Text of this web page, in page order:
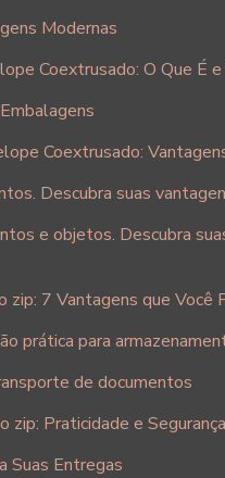
Modernas
Coextrusado: O Que É
Coextrusado:
Descubra suas
e objetos. Descubra
zip: 7 Vantagens que Você
prática para
de documentos
zip: Praticidade e Segurança
Suas Entregas